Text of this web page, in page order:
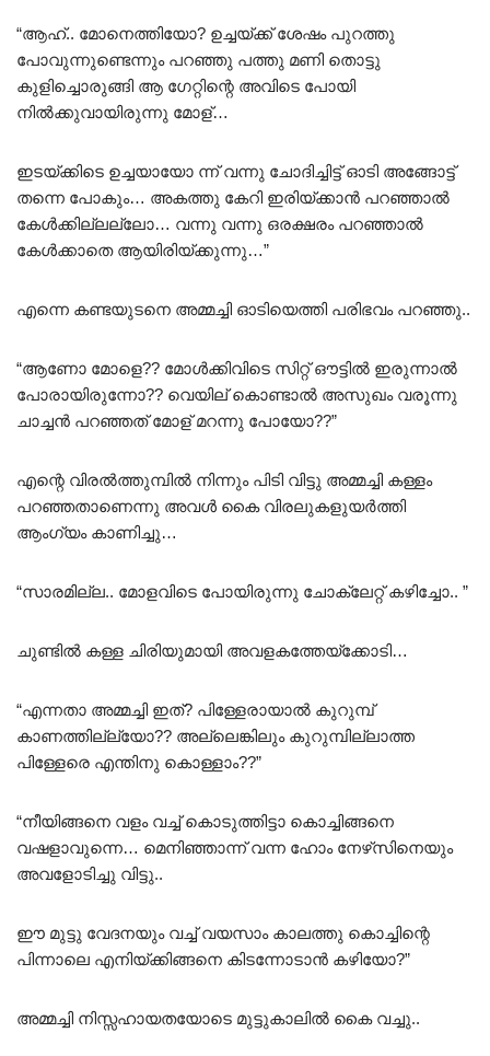
“ആഹ്.. മോനെത്തിയോ? ഉച്ചയ്ക്ക് ശേഷം പുറത്തു
പോവുന്നുണ്ടെന്നും പറഞ്ഞു പത്തു മണി തൊട്ടു
കുളിച്ചൊരുങ്ങി ആ ഗേറ്റിന്റെ അവിടെ പോയി
നിൽക്കുവായിരുന്നു മോള്…
ഇടയ്ക്കിടെ ഉച്ചയായോ ന്ന് വന്നു ചോദിച്ചിട്ട് ഓടി അങ്ങോട്ട്
തന്നെ പോകും… അകത്തു കേറി ഇരിയ്ക്കാൻ പറഞ്ഞാൽ
കേൾക്കില്ലല്ലോ… വന്നു വന്നു ഒരക്ഷരം പറഞ്ഞാൽ
കേൾക്കാതെ ആയിരിയ്ക്കുന്നു…”
എന്നെ കണ്ടയുടനെ അമ്മച്ചി ഓടിയെത്തി പരിഭവം പറഞ്ഞു..
“ആണോ മോളെ?? മോൾക്കിവിടെ സിറ്റ് ഔട്ടിൽ ഇരുന്നാൽ
പോരായിരുന്നോ?? വെയില് കൊണ്ടാൽ അസുഖം വരൂന്നു
ചാച്ചൻ പറഞ്ഞത് മോള് മറന്നു പോയോ??”
എന്റെ വിരൽത്തുമ്പിൽ നിന്നും പിടി വിട്ടു അമ്മച്ചി കള്ളം
പറഞ്ഞതാണെന്നു അവൾ കൈ വിരലുകളുയർത്തി
ആംഗ്യം കാണിച്ചു…
“സാരമില്ല.. മോളവിടെ പോയിരുന്നു ചോക്ലേറ്റ് കഴിച്ചോ.. ”
ചുണ്ടിൽ കള്ള ചിരിയുമായി അവളകത്തേയ്ക്കോടി…
“എന്നതാ അമ്മച്ചി ഇത്? പിള്ളേരായാൽ കുറുമ്പ്
കാണത്തില്ല്യോ?? അല്ലെങ്കിലും കുറുമ്പില്ലാത്ത
പിള്ളേരെ എന്തിനു കൊള്ളാം??”
“നീയിങ്ങനെ വളം വച്ച് കൊടുത്തിട്ടാ കൊച്ചിങ്ങനെ
വഷളാവുന്നെ… മെനിഞ്ഞാന്ന് വന്ന ഹോം നേഴ്‌സിനെയും
അവളോടിച്ചു വിട്ടു..
ഈ മുട്ടു വേദനയും വച്ച് വയസാം കാലത്തു കൊച്ചിന്റെ
പിന്നാലെ എനിയ്ക്കിങ്ങനെ കിടന്നോടാൻ കഴിയോ?”
അമ്മച്ചി നിസ്സഹായതയോടെ മുട്ടുകാലിൽ കൈ വച്ചു..